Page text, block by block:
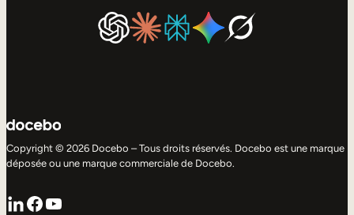
Copyright © 2026 Docebo – Tous droits réservés. Docebo est une marque
déposée ou une marque commerciale de Docebo.
LinkedIn
Facebook
YouTube